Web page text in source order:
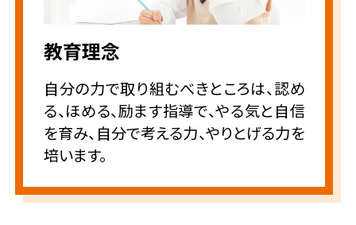
教育理念
自分の力で取り組むべきところは、認め
る、ほめる、励ます指導で、やる気と自信
を育み、自分で考える力、やりとげる力を
培います。